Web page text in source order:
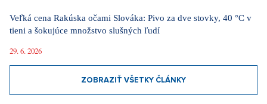
Veľká cena Rakúska očami Slováka: Pivo za dve stovky, 40 °C v
tieni a šokujúce množstvo slušných ľudí
29. 6. 2026
ZOBRAZIŤ VŠETKY ČLÁNKY